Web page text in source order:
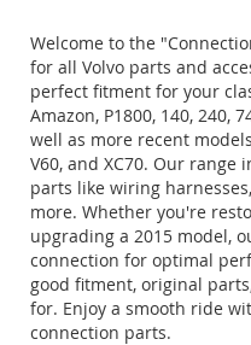
Welcome to the
for all Volvo parts and
perfect fitment for your
Amazon, P1800, 140, 240,
well as more recent
V60, and XC70. Our
parts like wiring
more. Whether you're
upgrading a 2015 model,
connection for optimal
good fitment, original
for. Enjoy a smooth ride
connection parts.